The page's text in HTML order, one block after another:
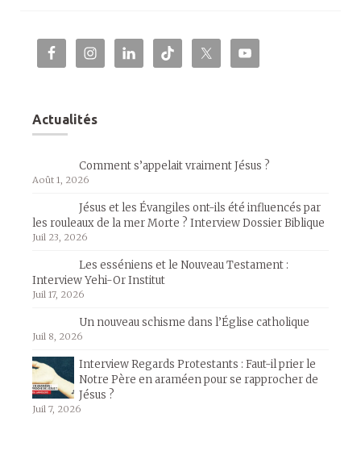
Actualités
Comment s’appelait vraiment Jésus ?
Août 1, 2026
Jésus et les Évangiles ont-ils été influencés par
les rouleaux de la mer Morte ? Interview Dossier Biblique
Juil 23, 2026
Les esséniens et le Nouveau Testament :
Interview Yehi-Or Institut
Juil 17, 2026
Un nouveau schisme dans l’Église catholique
Juil 8, 2026
Interview Regards Protestants : Faut-il prier le
Notre Père en araméen pour se rapprocher de
Jésus ?
Juil 7, 2026